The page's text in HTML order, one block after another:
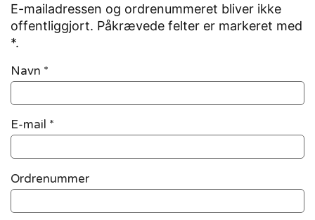
E-mailadressen og ordrenummeret bliver ikke
offentliggjort. Påkrævede felter er markeret med
*.
Navn *
E-mail *
Ordrenummer